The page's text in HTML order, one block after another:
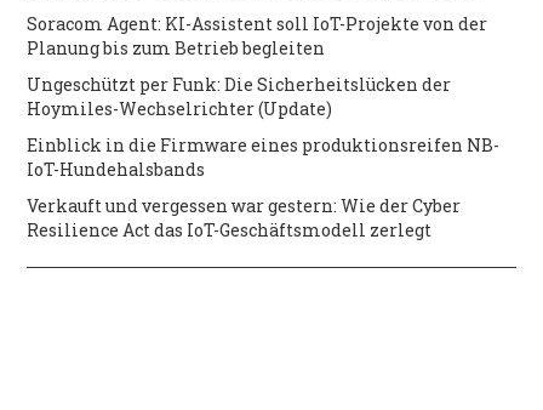
Soracom Agent: KI-Assistent soll IoT-Projekte von der
Planung bis zum Betrieb begleiten
Ungeschützt per Funk: Die Sicherheitslücken der
Hoymiles-Wechselrichter (Update)
Einblick in die Firmware eines produktionsreifen NB-
IoT-Hundehalsbands
Verkauft und vergessen war gestern: Wie der Cyber
Resilience Act das IoT-Geschäftsmodell zerlegt